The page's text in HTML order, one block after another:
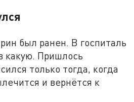
был ранен. В госпиталь
какую. Пришлось
только тогда, когда
и вернётся к